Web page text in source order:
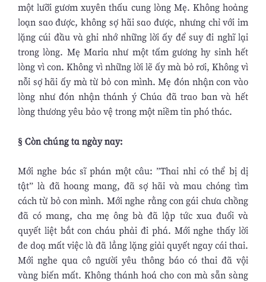
một lưỡi gươm xuyên thấu cung lòng Mẹ. Không hoảng
loạn sao được, không sợ hãi sao được, nhưng chỉ với im
lặng cúi đầu và ghi nhớ những lời ấy để suy đi nghĩ lại
trong lòng. Mẹ Maria như một tấm gương hy sinh hết
lòng vì con. Không vì những lời lẽ ấy mà bỏ rơi, Không vì
nỗi sợ hãi ấy mà từ bỏ con mình. Mẹ đón nhận con vào
lòng như đón nhận thánh ý Chúa đã trao ban và hết
lòng thương yêu bảo vệ trong một niềm tin phó thác.
§ Còn chúng ta ngày nay:
Mới nghe bác sĩ phán một câu: ”Thai nhi có thể bị dị
tật” là đã hoang mang, đã sợ hãi và mau chóng tìm
cách từ bỏ con mình. Mới nghe rằng con gái chưa chồng
đã có mang, cha mẹ ông bà đã lập tức xua đuổi và
quyết liệt bắt con cháu phải đi phá. Mới nghe thấy lời
đe doạ mất việc là đã lẳng lặng giải quyết ngay cái thai.
Mới nghe qua cô người yêu thông báo có thai đã vội
vàng biến mất. Không thánh hoá cho con mà sẵn sàng